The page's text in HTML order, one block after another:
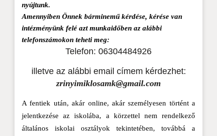
nyújtunk.
Amennyiben Önnek bárminemű kérdése, kérése van
intézményünk felé azt munkaidőben az alábbi
telefonszámokon teheti meg:
Telefon: 06304484926
illetve az alábbi email címem kérdezhet:
zrinyimiklosamk@gmail.com
A fentiek után, akár online, akár személyesen történt a
jelentkezése az iskolába, a körzettel nem rendelkező
általános iskolai osztályok tekintetében, továbbá a